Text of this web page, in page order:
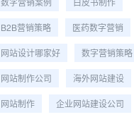
B2B营销策略 医药数字营销
网站设计哪家好 数字营销策略
网站制作公司 海外网站建设
网站制作 企业网站建设公司